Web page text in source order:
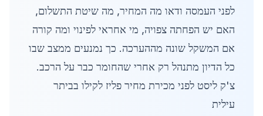
לפני העמסה ודאו מה המחיר, מה שיטת התשלום,
האם יש הפחתה צפויה, מי אחראי לפינוי ומה קורה
אם המשקל שונה מההערכה. כך נמנעים ממצב שבו
כל הדיון מתנהל רק אחרי שהחומר כבר על הרכב.
צ'ק ליסט לפני מכירת מחיר פליז לקילו בביתר
עילית